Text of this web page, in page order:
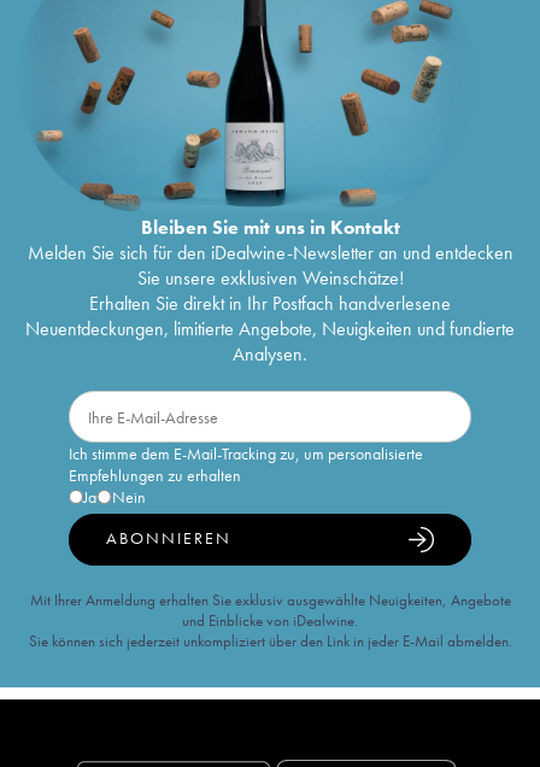
Bleiben Sie mit uns in Kontakt
Melden Sie sich für den iDealwine-Newsletter an und entdecken
Sie unsere exklusiven Weinschätze!
Erhalten Sie direkt in Ihr Postfach handverlesene
Neuentdeckungen, limitierte Angebote, Neuigkeiten und fundierte
Analysen.
Ich stimme dem E-Mail-Tracking zu, um personalisierte
Empfehlungen zu erhalten
Ja
Nein
ABONNIEREN
Mit Ihrer Anmeldung erhalten Sie exklusiv ausgewählte Neuigkeiten, Angebote
und Einblicke von iDealwine.
Sie können sich jederzeit unkompliziert über den Link in jeder E-Mail abmelden.